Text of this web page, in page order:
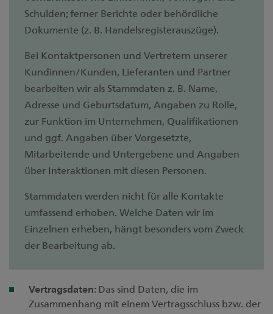
Schulden; ferner Berichte oder behördliche
Dokumente (z. B. Handelsregisterauszüge).
Bei Kontaktpersonen und Vertretern unserer
Kundinnen/Kunden, Lieferanten und Partner
bearbeiten wir als Stammdaten z. B. Name,
Adresse und Geburtsdatum, Angaben zu Rolle,
zur Funktion im Unternehmen, Qualifikationen
und ggf. Angaben über Vorgesetzte,
Mitarbeitende und Untergebene und Angaben
über Interaktionen mit diesen Personen.
Stammdaten werden nicht für alle Kontakte
umfassend erhoben. Welche Daten wir im
Einzelnen erheben, hängt besonders vom Zweck
der Bearbeitung ab.
Vertragsdaten: Das sind Daten, die im
Zusammenhang mit einem Vertragsschluss bzw. der